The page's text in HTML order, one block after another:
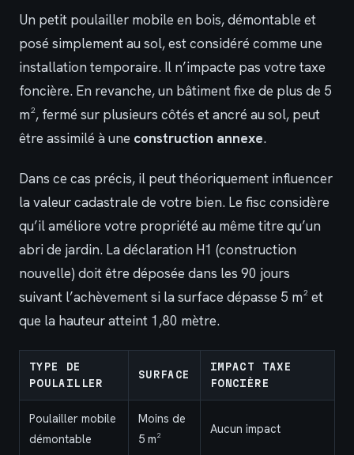
Un petit poulailler mobile en bois, démontable et
posé simplement au sol, est considéré comme une
installation temporaire. Il n’impacte pas votre taxe
foncière. En revanche, un bâtiment fixe de plus de 5
m², fermé sur plusieurs côtés et ancré au sol, peut
être assimilé à une construction annexe.
Dans ce cas précis, il peut théoriquement influencer
la valeur cadastrale de votre bien. Le fisc considère
qu’il améliore votre propriété au même titre qu’un
abri de jardin. La déclaration H1 (construction
nouvelle) doit être déposée dans les 90 jours
suivant l’achèvement si la surface dépasse 5 m² et
que la hauteur atteint 1,80 mètre.
TYPE DE
POULAILLER
SURFACE
IMPACT TAXE
FONCIÈRE
Poulailler mobile
démontable
Moins de
5 m²
Aucun impact